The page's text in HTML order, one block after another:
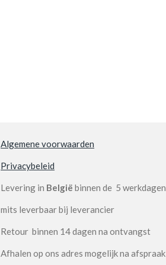
Algemene voorwaarden
Privacybeleid
Levering in België binnen de 5 werkdagen
mits leverbaar bij leverancier
Retour binnen 14 dagen na ontvangst
Afhalen op ons adres mogelijk na afspraak